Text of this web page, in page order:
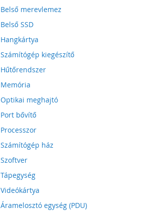
Belső merevlemez
Belső SSD
Hangkártya
Számítógép kiegészítő
Hűtőrendszer
Memória
Optikai meghajtó
Port bővítő
Processzor
Számítógép ház
Szoftver
Tápegység
Videókártya
Áramelosztó egység (PDU)